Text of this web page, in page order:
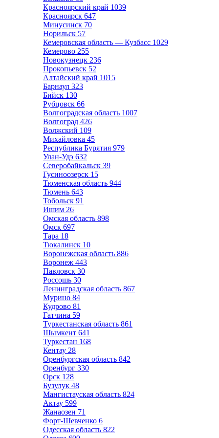
Красноярский край 1039
Красноярск 647
Минусинск 70
Норильск 57
Кемеровская область — Кузбасс 1029
Кемерово 255
Новокузнецк 236
Прокопьевск 52
Алтайский край 1015
Барнаул 323
Бийск 130
Рубцовск 66
Волгоградская область 1007
Волгоград 426
Волжский 109
Михайловка 45
Республика Бурятия 979
Улан-Удэ 632
Северобайкальск 39
Гусиноозерск 15
Тюменская область 944
Тюмень 643
Тобольск 91
Ишим 26
Омская область 898
Омск 697
Тара 18
Тюкалинск 10
Воронежская область 886
Воронеж 443
Павловск 30
Россошь 30
Ленинградская область 867
Мурино 84
Кудрово 81
Гатчина 59
Туркестанская область 861
Шымкент 641
Туркестан 168
Кентау 28
Оренбургская область 842
Оренбург 330
Орск 128
Бузулук 48
Мангистауская область 824
Актау 599
Жанаозен 71
Форт-Шевченко 6
Одесская область 822